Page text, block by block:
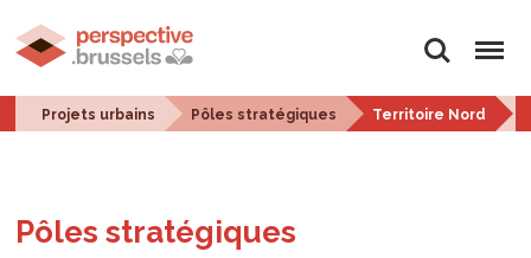
Rechercher
Menu
Projets urbains Pôles stratégiques Territoire Nord
Pôles stra­té­giques